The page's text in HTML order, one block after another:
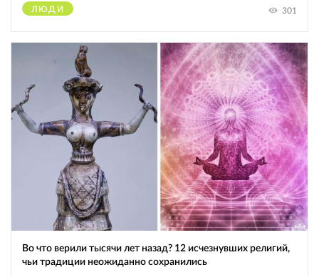
ЛЮДИ 301
Во что верили тысячи лет назад? 12 исчезнувших религий,
чьи традиции неожиданно сохранились